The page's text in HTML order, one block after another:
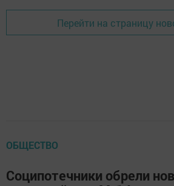
Перейти на страницу
ОБЩЕСТВО
Соципотечники обрели